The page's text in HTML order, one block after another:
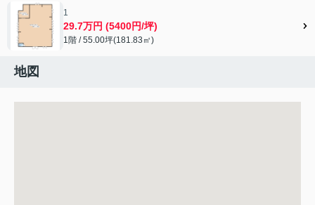
1
29.7万円 (5400円/坪)
1階 / 55.00坪(181.83㎡)
地図